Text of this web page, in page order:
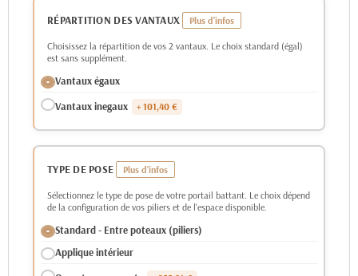
RÉPARTITION DES VANTAUX
Choisissez la répartition de vos 2 vantaux. Le choix standard (égal)
est sans supplément.
Vantaux égaux
Vantaux inegaux
+ 101,40 €
TYPE DE POSE
Sélectionnez le type de pose de votre portail battant. Le choix dépend
de la configuration de vos piliers et de l'espace disponible.
Standard - Entre poteaux (piliers)
Applique intérieur